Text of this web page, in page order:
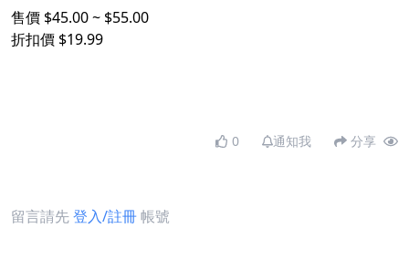
售價 $45.00 ~ $55.00
折扣價 $19.99
0 通知我 分享
留言請先登入/註冊帳號